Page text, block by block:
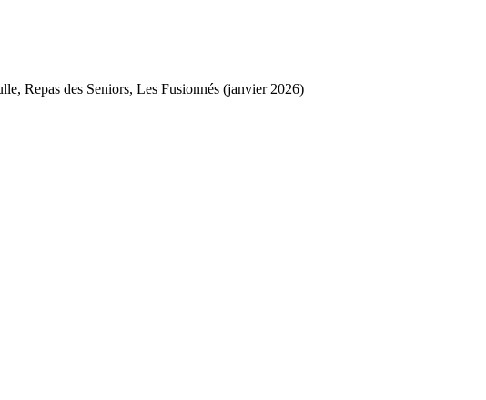
Repas des Seniors, Les Fusionnés (janvier 2026)